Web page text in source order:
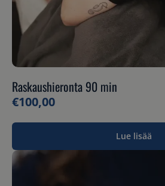
Raskaushieronta 90 min
€100,00
Lue lisää